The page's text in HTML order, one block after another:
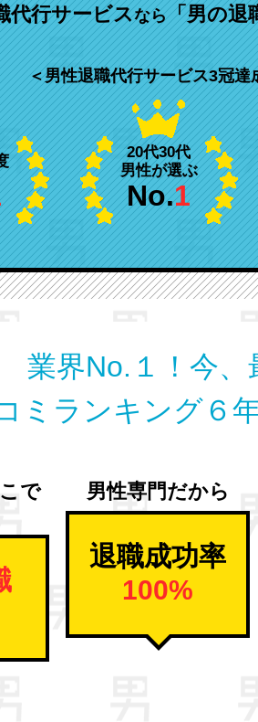
代行サービスなら「男の退
＜男性退職代行サービス3冠達
20代30代
男性が選ぶ
No.1
業界No.１！ 今、
ミランキング６
で
男性専門だから
退職成功率
100%